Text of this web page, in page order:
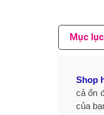
Mục lục
Shop
cả ổn
của